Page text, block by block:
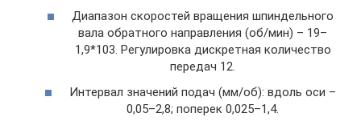
Диапазон скоростей вращения шпиндельного
вала обратного направления (об/мин) – 19–
1,9*103. Регулировка дискретная количество
передач 12.
Интервал значений подач (мм/об): вдоль оси –
0,05–2,8; поперек 0,025–1,4.